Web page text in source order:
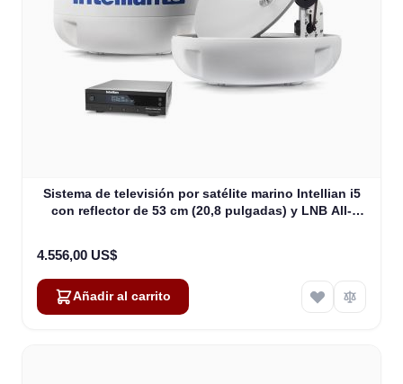
Sistema de televisión por satélite marino Intellian i5
con reflector de 53 cm (20,8 pulgadas) y LNB All-
4.556,00 US$
Añadir al carrito